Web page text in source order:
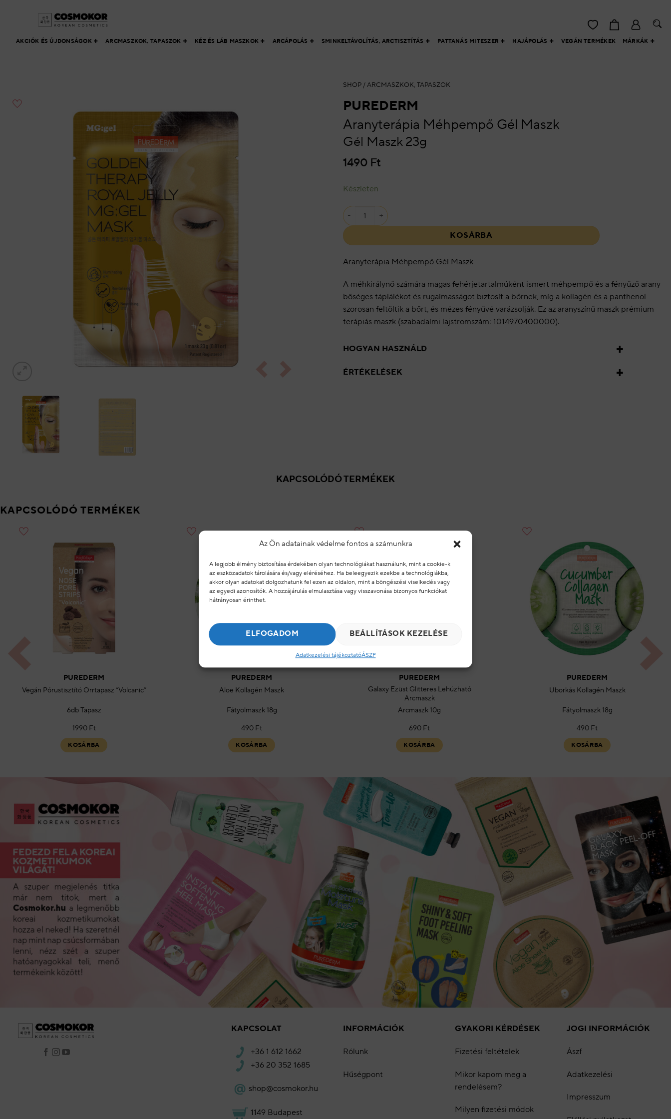
Az Ön adatainak védelme fontos a számunkra
A legjobb élmény biztosítása érdekében olyan technológiákat használunk, mint a cookie-k
az eszközadatok tárolására és/vagy eléréséhez. Ha beleegyezik ezekbe a technológiákba,
akkor olyan adatokat dolgozhatunk fel ezen az oldalon, mint a böngészési viselkedés vagy
az egyedi azonosítók. A hozzájárulás elmulasztása vagy visszavonása bizonyos funkciókat
hátrányosan érinthet.
ELFOGADOM BEÁLLÍTÁSOK KEZELÉSE
Adatkezelési tájékoztatóÁSZF
AKCIÓK ÉS ÚJDONSÁGOK ARCMASZKOK, TAPASZOK KÉZ ÉS LÁB MASZKOK ARCÁPOLÁS SMINKELTÁVOLÍTÁS, ARCTISZTÍTÁS PATTANÁS MITESZER HAJÁPOLÁS VEGÁN TERMÉKEK MÁRKÁK
SHOP /ARCMASZKOK, TAPASZOK
PUREDERM
Aranyterápia Méhpempő Gél Maszk
Gél Maszk 23g
1490 Ft
Készleten
Aranyterápia Méhpempő Gél Maszk mennyiség
KOSÁRBA
Aranyterápia Méhpempő Gél Maszk
A méhkirálynő számára magas fehérjetartalmúként ismert méhpempő és a fényűző arany
bőséges táplálékot és rugalmasságot biztosít a bőrnek, míg a kollagén és a panthenol
szorosan feltöltik a bőrt, és mézes fényűvé varázsolják. Ez az aranyszínű maszk prémium
terápiás maszk (szabadalmi lajstromszám: 1014970400000).
HOGYAN HASZNÁLD
ÉRTÉKELÉSEK
KAPCSOLÓDÓ TERMÉKEK
KAPCSOLÓDÓ TERMÉKEK
PUREDERM
Vegán Pórustisztító Orrtapasz “Volcanic”
6db Tapasz
1990 Ft
KOSÁRBA
ÁTMENETI KÉSZLETHIÁNY
kedvencekhez
PUREDERM
Aloe Kollagén Maszk
Fátyolmaszk 18g
490 Ft
KOSÁRBA
kedvencekhez
PUREDERM
Galaxy Ezüst Glitteres Lehúzható
Arcmaszk
Arcmaszk 10g
690 Ft
KOSÁRBA
Hozzáadás a
kedvencekhez
PUREDERM
Uborkás Kollagén Maszk
Fátyolmaszk 18g
490 Ft
KOSÁRBA
KAPCSOLAT
+36 1 612 1662
+36 20 352 1685
shop@cosmokor.hu
1149 Budapest
INFORMÁCIÓK
Rólunk
Hűségpont
GYAKORI KÉRDÉSEK
Fizetési feltételek
Mikor kapom meg a
rendelésem?
Milyen fizetési módok
JOGI INFORMÁCIÓK
Ászf
Adatkezelési
Impresszum